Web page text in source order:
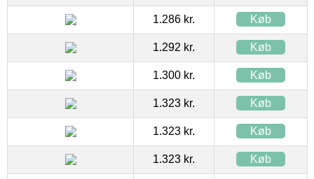
1.286 kr. Køb
1.292 kr. Køb
1.300 kr. Køb
1.323 kr. Køb
1.323 kr. Køb
1.323 kr. Køb